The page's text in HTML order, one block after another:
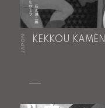
JAPON KEKKOU KAMEN